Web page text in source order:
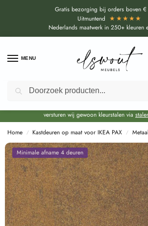
Gratis bezorging bij orders boven
Uitmuntend ★★★★★
Nederlands maatwerk in 250+ kleuren
MENU
Door de bouwvakperiode geldt voor alle collecties
levertijd van circa 3-4 weken bovenop de
versturen wij gewoon kleurstalen via
Home / Kastdeuren op maat voor IKEA PAX /
Minimale afname 4 deuren